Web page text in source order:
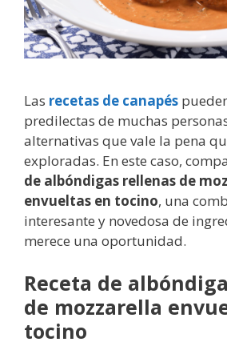
Las recetas de canapés
predilectas de muchas
alternativas que vale la pena
exploradas. En este caso,
de albóndigas rellenas de
envueltas en tocino, una
interesante y novedosa de
merece una oportunidad.
Receta de
de mozzarella
tocino